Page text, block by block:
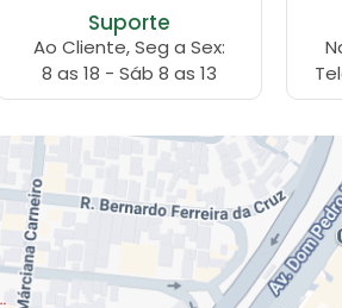
Suporte
Ao Cliente, Seg a Sex:
8 as 18 - Sáb 8 as 13